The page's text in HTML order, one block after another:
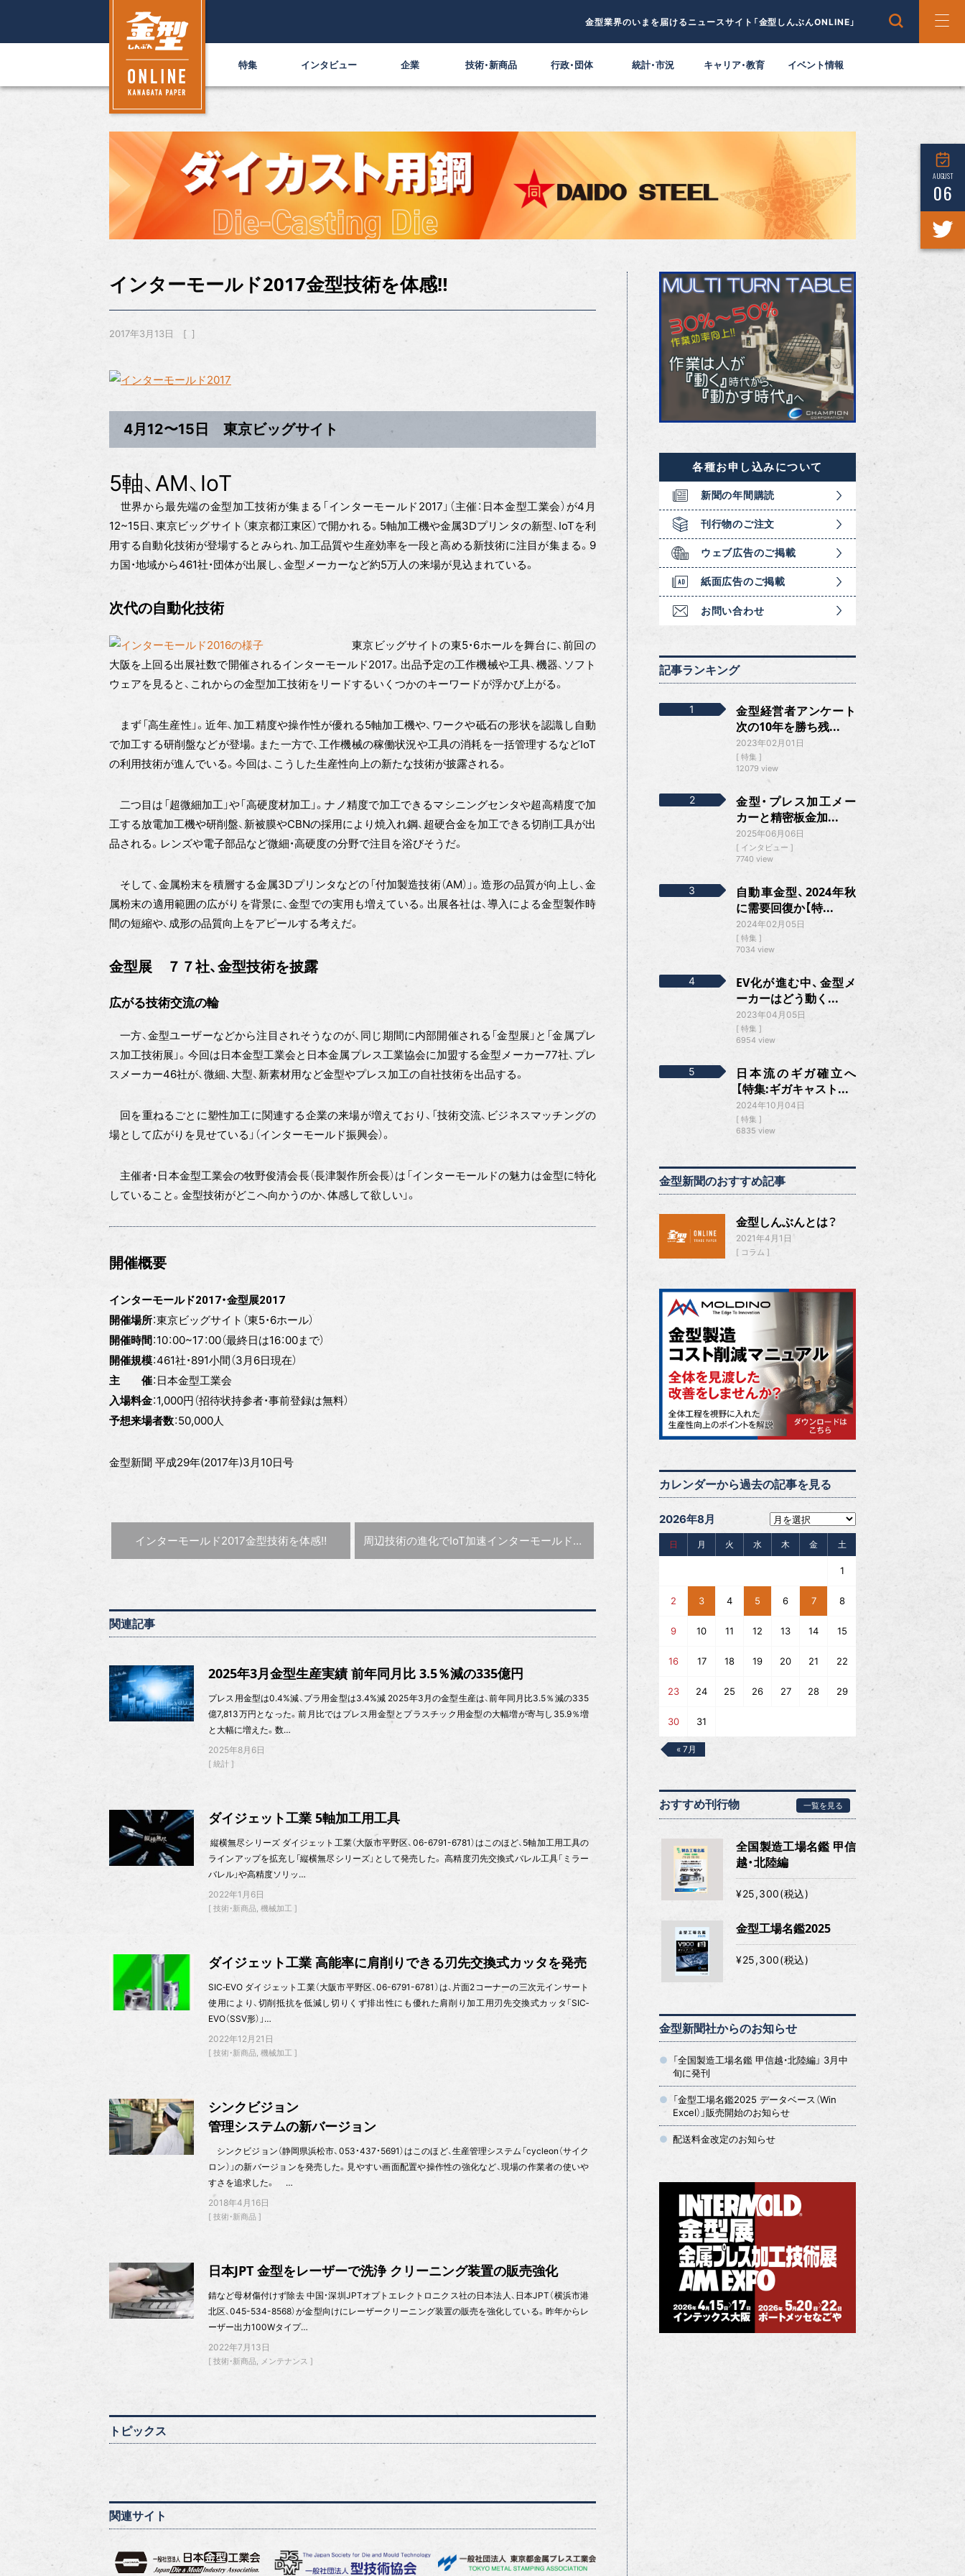
金型業界のいまを届けるニュースサイト「金型しんぶんONLINE」
特集 インタビュー 企業 技術・新商品 行政・団体 統計・市況 キャリア・教育 イベント情報
AUGUST
06
インターモールド2017金型技術を体感‼︎
2017年3月13日
4月12〜15日 東京ビッグサイト
5軸、AM、IoT
世界から最先端の金型加工技術が集まる「インターモールド2017」（主催：日本金型工業会）が4月
12~15日、東京ビッグサイト（東京都江東区）で開かれる。5軸加工機や金属3Dプリンタの新型、IoTを利
用する自動化技術が登場するとみられ、加工品質や生産効率を一段と高める新技術に注目が集まる。9
カ国・地域から461社・団体が出展し、金型メーカーなど約5万人の来場が見込まれている。
次代の自動化技術
東京ビッグサイトの東5・6ホールを舞台に、前回の
大阪を上回る出展社数で開催されるインターモールド2017。出品予定の工作機械や工具、機器、ソフト
ウェアを見ると、これからの金型加工技術をリードするいくつかのキーワードが浮かび上がる。
まず「高生産性」。近年、加工精度や操作性が優れる5軸加工機や、ワークや砥石の形状を認識し自動
で加工する研削盤などが登場。また一方で、工作機械の稼働状況や工具の消耗を一括管理するなどIoT
の利用技術が進んでいる。今回は、こうした生産性向上の新たな技術が披露される。
二つ目は「超微細加工」や「高硬度材加工」。ナノ精度で加工できるマシニングセンタや超高精度で加
工する放電加工機や研削盤、新被膜やCBNの採用により焼入れ鋼、超硬合金を加工できる切削工具が出
品される。レンズや電子部品など微細・高硬度の分野で注目を浴びそうだ。
そして、金属粉末を積層する金属3Dプリンタなどの「付加製造技術（AM）」。造形の品質が向上し、金
属粉末の適用範囲の広がりを背景に、金型での実用も増えている。出展各社は、導入による金型製作時
間の短縮や、成形の品質向上をアピールする考えだ。
金型展 ７７社、金型技術を披露
広がる技術交流の輪
一方、金型ユーザーなどから注目されそうなのが、同じ期間に内部開催される「金型展」と「金属プレ
ス加工技術展」。今回は日本金型工業会と日本金属プレス工業協会に加盟する金型メーカー77社、プレ
スメーカー46社が、微細、大型、新素材用など金型やプレス加工の自社技術を出品する。
回を重ねるごとに塑性加工に関連する企業の来場が増えており、「技術交流、ビジネスマッチングの
場として広がりを見せている」（インターモールド振興会）。
主催者・日本金型工業会の牧野俊清会長（長津製作所会長）は「インターモールドの魅力は金型に特化
していること。金型技術がどこへ向かうのか、体感して欲しい」。
開催概要
インターモールド2017・金型展2017
開催場所：東京ビッグサイト（東5・6ホール）
開催時間 ：10：00~17：00（最終日は16：00まで）
開催規模：461社・891小間（3月6日現在）
主 催：日本金型工業会
入場料金：1,000円（招待状持参者・事前登録は無料）
予想来場者数：50,000人
金型新聞 平成29年(2017年)3月10日号
前の記事 :
インターモールド2017金型技術を体感‼︎ 次の記事 :
周辺技術の進化でIoT加速インターモールド2017〜進化する金型〜
関連記事
2025年3月金型生産実績 前年同月比 3.5％減の335億円
プレス用金型は0.4%減、プラ用金型は3.4%減 2025年3月の金型生産は、前年同月比3.5％減の335
億7,813万円となった。前月比ではプレス用金型とプラスチック用金型の大幅増が寄与し35.9％増
と大幅に増えた。数…
2025年8月6日
統計
ダイジェット工業 5軸加工用工具
縦横無尽シリーズ ダイジェット工業（大阪市平野区、06-6791-6781）はこのほど、5軸加工用工具の
ラインアップを拡充し「縦横無尽シリーズ」として発売した。 高精度刃先交換式バレル工具「ミラー
バレル」や高精度ソリッ…
2022年1月6日
技術・新商品 機械加工
ダイジェット工業 高能率に肩削りできる刃先交換式カッタを発売
SIC‐EVO ダイジェット工業（大阪市平野区、06-6791-6781）は、片面2コーナーの三次元インサート
使用により、切削抵抗を低減し切りくず排出性にも優れた肩削り加工用刃先交換式カッタ「SIC‐
EVO（SSV形）」…
2022年12月21日
技術・新商品 機械加工
シンクビジョン
管理システムの新バージョン
シンクビジョン（静岡県浜松市、053・437・5691）はこのほど、生産管理システム「cycleon（サイク
ロン）」の新バージョンを発売した。見やすい画面配置や操作性の強化など、現場の作業者の使いや
すさを追求した。 …
2018年4月16日
技術・新商品
日本JPT 金型をレーザーで洗浄 クリーニング装置の販売強化
錆など母材傷付けず除去 中国・深圳JPTオプトエレクトロニクス社の日本法人、日本JPT（横浜市港
北区、045-534-8568）が金型向けにレーザークリーニング装置の販売を強化している。昨年からレ
ーザー出力100Wタイプ…
2022年7月13日
技術・新商品 メンテナンス
トピックス
関連サイト
各種お申し込みについて
新聞の年間購読
刊行物のご注文
ウェブ広告のご掲載
紙面広告のご掲載
お問い合わせ
記事ランキング
金型経営者アンケート
次の10年を勝ち残...
2023年02月01日
特集
12079 view
金型・プレス加工メー
カーと精密板金加...
2025年06月06日
インタビュー
7740 view
自動車金型、2024年秋
に需要回復か【特...
2024年02月05日
特集
7034 view
EV化が進む中、金型メ
ーカーはどう動く...
2023年04月05日
特集
6954 view
日本流のギガ確立へ
【特集:ギガキャスト...
2024年10月04日
特集
6835 view
金型新聞のおすすめ記事
金型しんぶんとは？
2021年4月1日
コラム
カレンダーから過去の記事を見る
2026年8月
日 月 火 水 木 金 土
1
2 3 4 5 6 7 8
9 10 11 12 13 14 15
16 17 18 19 20 21 22
23 24 25 26 27 28 29
30 31
« 7月
おすすめ刊行物 一覧を見る
全国製造工場名鑑 甲信
越・北陸編
¥25,300(税込)
金型工場名鑑2025
¥25,300(税込)
金型新聞社からのお知らせ
「全国製造工場名鑑 甲信越・北陸編」 3月中
旬に発刊
「金型工場名鑑2025 データベース（Win
Excel）」販売開始のお知らせ
配送料金改定のお知らせ